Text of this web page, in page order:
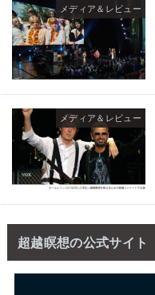
メディア＆レビュー
メディア＆レビュー
超越瞑想の公式サイト